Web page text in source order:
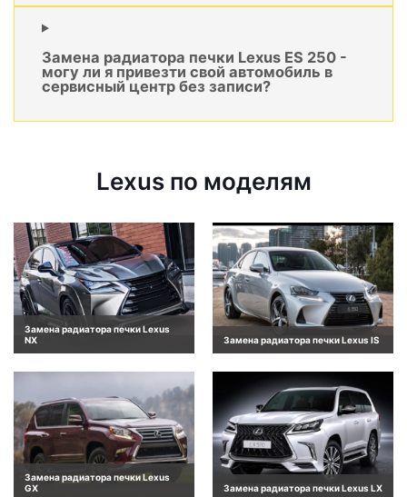
Замена радиатора печки Lexus ES 250 -
могу ли я привезти свой автомобиль в
сервисный центр без записи?
Lexus по моделям
Замена радиатора печки Lexus
NX
Замена радиатора печки Lexus IS
Замена радиатора печки Lexus
GX
Замена радиатора печки Lexus LX